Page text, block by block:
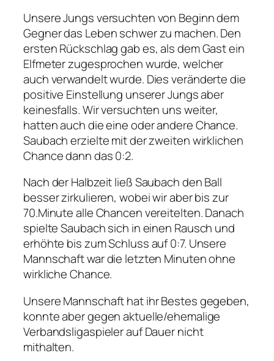
Unsere Jungs versuchten von Beginn dem
Gegner das Leben schwer zu machen. Den
ersten Rückschlag gab es, als dem Gast ein
Elfmeter zugesprochen wurde, welcher
auch verwandelt wurde. Dies veränderte die
positive Einstellung unserer Jungs aber
keinesfalls. Wir versuchten uns weiter,
hatten auch die eine oder andere Chance.
Saubach erzielte mit der zweiten wirklichen
Chance dann das 0:2.
Nach der Halbzeit ließ Saubach den Ball
besser zirkulieren, wobei wir aber bis zur
70.Minute alle Chancen vereitelten. Danach
spielte Saubach sich in einen Rausch und
erhöhte bis zum Schluss auf 0:7. Unsere
Mannschaft war die letzten Minuten ohne
wirkliche Chance.
Unsere Mannschaft hat ihr Bestes gegeben,
konnte aber gegen aktuelle/ehemalige
Verbandsligaspieler auf Dauer nicht
mithalten.